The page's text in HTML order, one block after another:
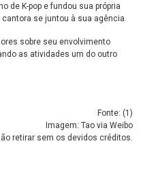
de K-pop e fundou sua própria
cantora se juntou à sua agência.
sobre seu envolvimento
as atividades um do outro
Fonte: (1 )
Imagem: Tao via Weibo
retirar sem os devidos créditos.